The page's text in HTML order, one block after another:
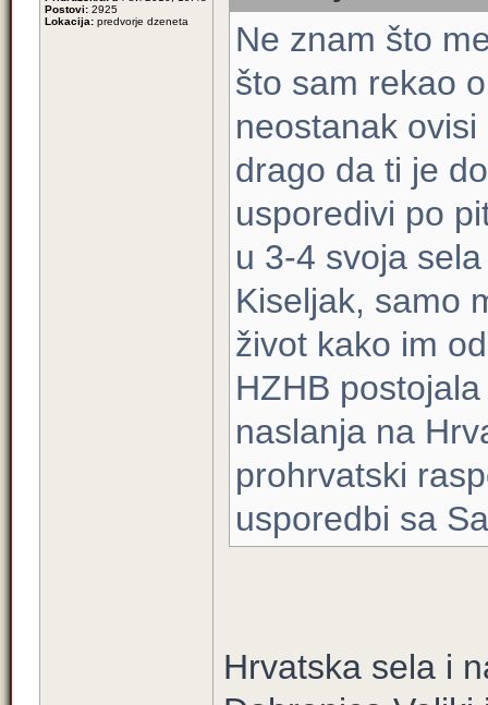
Postovi: 2925
Lokacija: predvorje dzeneta
Ne znam što
što sam rekao
neostanak
drago da ti je
usporedivi po
u 3-4 svoja
Kiseljak, samo
život kako im
HZHB
naslanja na
prohrvatski
usporedbi sa
Hrvatska sela i